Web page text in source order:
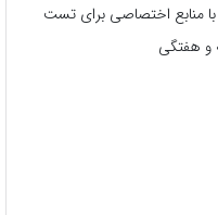
منابع اختصاصی برای تست
و هفتگی